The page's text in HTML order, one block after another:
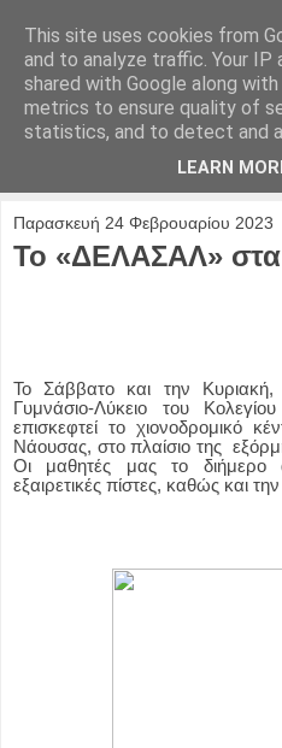
Παρασκευή 24 Φεβρουαρίου 2023
Το «ΔΕΛΑΣΑΛ»
Το Σάββατο και την
Γυμνάσιο-Λύκειο του
επισκεφτεί το χιονοδρομικό
Νάουσας, στο πλαίσιο της
Οι μαθητές μας το διήμερο
εξαιρετικές πίστες, καθώς και
This site uses cookies from
and to analyze traffic. Your IP
shared with Google along
metrics to ensure quality of
statistics, and to detect and
LEARN